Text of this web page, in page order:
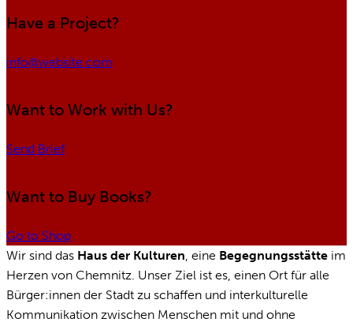
Have a Project?
info@website.com
Want to Work with Us?
Send Brief
Want to Buy Books?
Go to Shop
Wir sind das Haus der Kulturen, eine Begegnungsstätte im
Herzen von Chemnitz. Unser Ziel ist es, einen Ort für alle
Bürger:innen der Stadt zu schaffen und interkulturelle
Kommunikation zwischen Menschen mit und ohne